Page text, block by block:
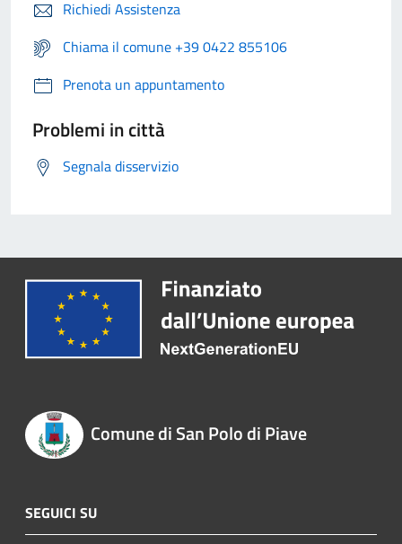
Richiedi Assistenza
Chiama il comune +39 0422 855106
Prenota un appuntamento
Problemi in città
Segnala disservizio
Comune di San Polo di Piave
SEGUICI SU